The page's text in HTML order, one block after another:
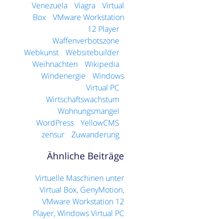
Venezuela
Viagra
Virtual
Box
VMware Workstation
12 Player
Waffenverbotszone
Webkunst
Websitebuilder
Weihnachten
Wikipedia
Windenergie
Windows
Virtual PC
Wirtschaftswachstum
Wohnungsmangel
WordPress
YellowCMS
zensur
Zuwanderung
Ähnliche Beiträge
Virtuelle Maschinen unter
Virtual Box, GenyMotion,
VMware Workstation 12
Player, Windows Virtual PC